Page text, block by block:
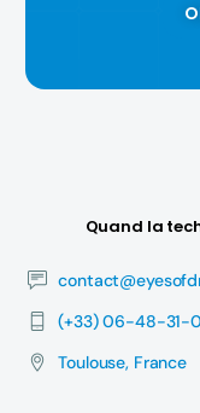
Quand la
(+33) 06-48-31-
Toulouse, France